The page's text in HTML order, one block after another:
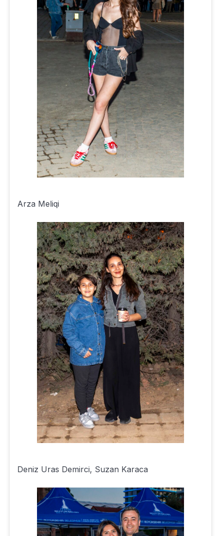
Arza Meliqi
Deniz Uras Demirci, Suzan Karaca